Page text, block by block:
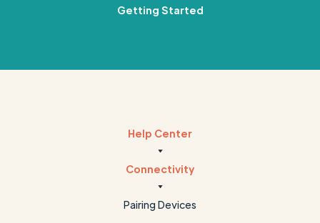
Getting Started
Help Center
Connectivity
Pairing Devices